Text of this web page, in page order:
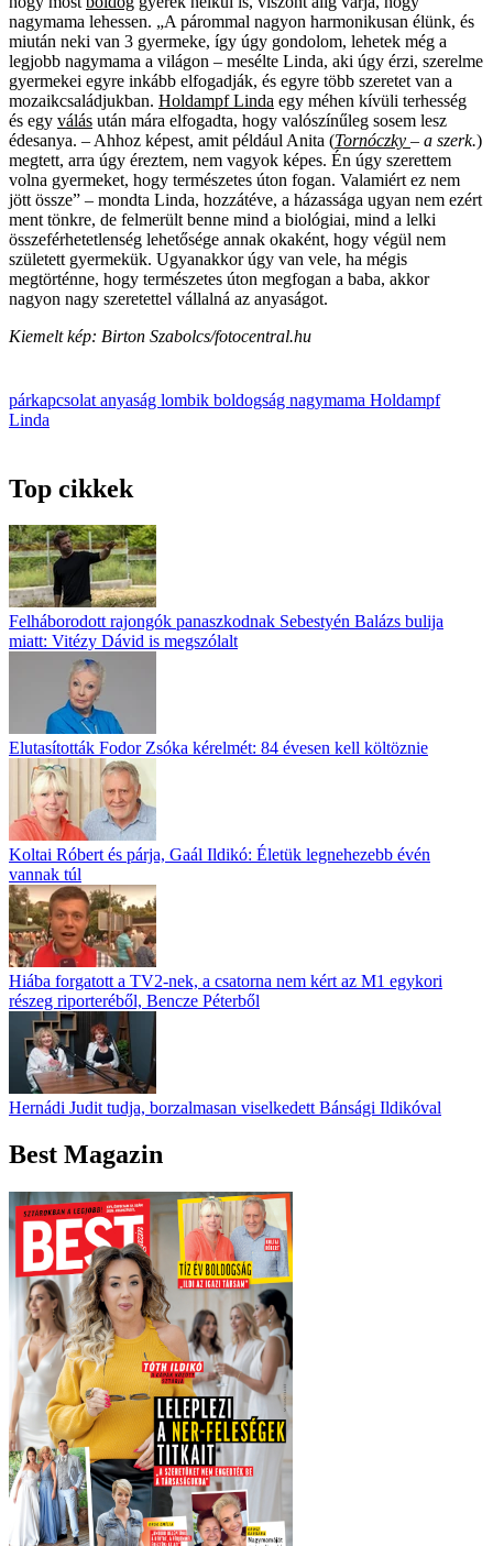
nagymama lehessen. „A párommal nagyon harmonikusan élünk, és
miután neki van 3 gyermeke, így úgy gondolom, lehetek még a
legjobb nagymama a világon – mesélte Linda, aki úgy érzi, szerelme
gyermekei egyre inkább elfogadják, és egyre több szeretet van a
mozaikcsaládjukban. Holdampf Linda egy méhen kívüli terhesség
és egy válás után mára elfogadta, hogy valószínűleg sosem lesz
édesanya. – Ahhoz képest, amit például Anita (Tornóczky – a szerk.)
megtett, arra úgy éreztem, nem vagyok képes. Én úgy szerettem
volna gyermeket, hogy természetes úton fogan. Valamiért ez nem
jött össze” – mondta Linda, hozzátéve, a házassága ugyan nem ezért
ment tönkre, de felmerült benne mind a biológiai, mind a lelki
összeférhetetlenség lehetősége annak okaként, hogy végül nem
született gyermekük. Ugyanakkor úgy van vele, ha mégis
megtörténne, hogy természetes úton megfogan a baba, akkor
nagyon nagy szeretettel vállalná az anyaságot.
Kiemelt kép: Birton Szabolcs/fotocentral.hu
párkapcsolat anyaság lombik boldogság nagymama Holdampf
Linda
Top cikkek
Felháborodott rajongók panaszkodnak Sebestyén Balázs bulija
miatt: Vitézy Dávid is megszólalt
Elutasították Fodor Zsóka kérelmét: 84 évesen kell költöznie
Koltai Róbert és párja, Gaál Ildikó: Életük legnehezebb évén
vannak túl
Hiába forgatott a TV2-nek, a csatorna nem kért az M1 egykori
részeg riporteréből, Bencze Péterből
Hernádi Judit tudja, borzalmasan viselkedett Bánsági Ildikóval
Best Magazin